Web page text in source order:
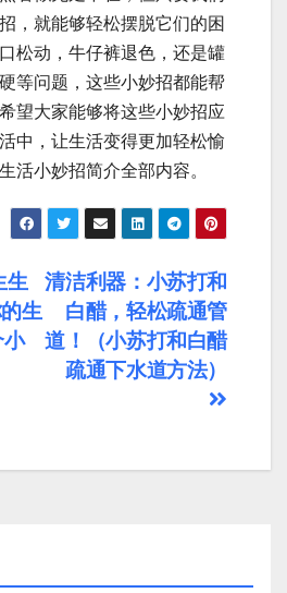
，就能够轻松摆脱它们的困
松动，牛仔裤退色，还是罐
等问题，这些小妙招都能帮
望大家能够将这些小妙招应
中，让生活变得更加轻松愉
活小妙招简介全部内容。
清洁利器：小苏打和
白醋，轻松疏通管
道！（小苏打和白醋
疏通下水道方法）
生
生
小